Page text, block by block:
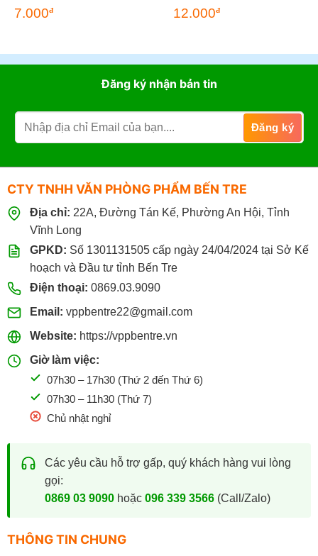
7.000đ
Giá
gốc
12.000đGiá
Đăng ký nhận bản tin
CTY TNHH VĂN PHÒNG PHẨM BẾN TRE
Địa chỉ: 22A, Đường Tán Kế, Phường An Hội, Tỉnh
Vĩnh Long
GPKD: Số 1301131505 cấp ngày 24/04/2024 tại Sở Kế
hoạch và Đầu tư tỉnh Bến Tre
Điện thoại: 0869.03.9090
Email: vppbentre22@gmail.com
Website: https://vppbentre.vn
Giờ làm việc:
07h30 – 17h30 (Thứ 2 đến Thứ 6)
07h30 – 11h30 (Thứ 7)
Chủ nhật nghỉ
Các yêu cầu hỗ trợ gấp, quý khách hàng vui lòng
gọi:
0869 03 9090hoặc 096 339 3566(Call/Zalo)
THÔNG TIN CHUNG